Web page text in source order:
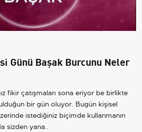
Günü Başak Burcunu Neler
fikir çatışmaları sona eriyor be birlikte
bir gün oluyor. Bugün kişisel
istediğiniz biçimde kullanmanın
sizden yana..